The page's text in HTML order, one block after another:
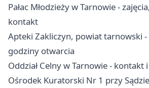
Pałac Młodzieży w Tarnowie -
kontakt
Apteki Zakliczyn, powiat tarnowski
godziny otwarcia
Oddział Celny w Tarnowie - kontakt
Ośrodek Kuratorski Nr 1 przy